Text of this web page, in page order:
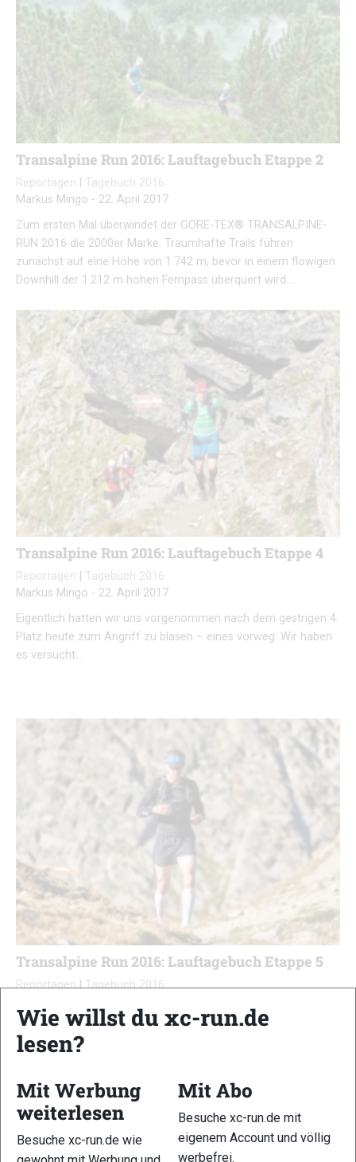
Transalpine Run 2016: Lauftagebuch Etappe 2
Reportagen
Tagebuch 2016
Markus Mingo - 22. April 2017
Zum ersten Mal überwindet der GORE-TEX® TRANSALPINE-
RUN 2016 die 2000er Marke. Traumhafte Trails führen
zunächst auf eine Höhe von 1.742 m, bevor in einem flowigen
Downhill der 1.212 m hohen Fernpass überquert wird….
Transalpine Run 2016: Lauftagebuch Etappe 4
Reportagen
Tagebuch 2016
Markus Mingo - 22. April 2017
Eigentlich hatten wir uns vorgenommen nach dem gestrigen 4.
Platz heute zum Angriff zu blasen – eines vorweg: Wir haben
es versucht…
Transalpine Run 2016: Lauftagebuch Etappe 5
Reportagen|Tagebuch 2016
Wie von der Tarantel gestochen katapultiert sich Tina heute
aus dem Startblock in Sölden. Die ersten drei Kilometer
Beginn unter den ersten Männerteams…
Wie willst du xc-run.de
lesen?
Mit Werbung
weiterlesen
Besuche xc-run.de wie
Mit Abo
Besuche xc-run.de mit
eigenem Account und völlig
werbefrei.